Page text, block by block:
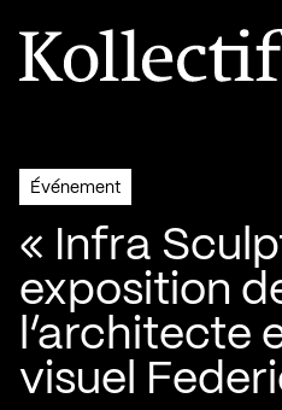
Aller à la page d'accueil
Logo Kollectif
Événement
« Infra
exposition
l’architecte
visuel